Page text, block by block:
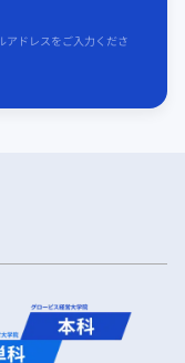
アドレスをご入力くださ